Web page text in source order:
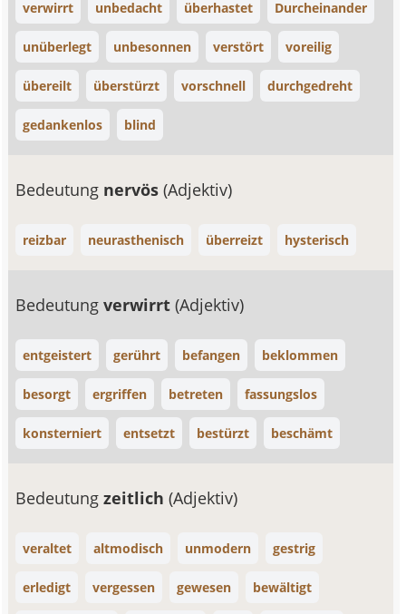
verwirrt unbedacht überhastet Durcheinander
unüberlegt unbesonnen verstört voreilig
übereilt überstürzt vorschnell durchgedreht
gedankenlos blind
Bedeutung nervös(Adjektiv)
reizbar neurasthenisch überreizt hysterisch
Bedeutungverwirrt(Adjektiv)
entgeistert gerührt befangen beklommen
besorgt ergriffen betreten fassungslos
konsterniert entsetzt bestürzt beschämt
Bedeutungzeitlich(Adjektiv)
veraltet altmodisch unmodern gestrig
erledigt vergessen gewesen bewältigt